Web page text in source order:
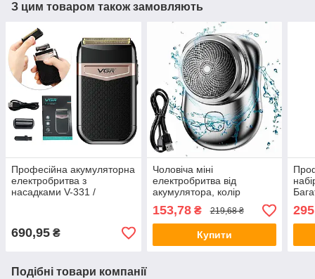
З цим товаром також замовляють
Професійна акумуляторна
електробритва з
насадками V-331 /
690,95 ₴
Чоловіча міні
електробритва від
акумулятора, колір
бритва / Дорожня
електробритва
153,78₴ 219,68 ₴
Купити
295
Подібні товари компанії